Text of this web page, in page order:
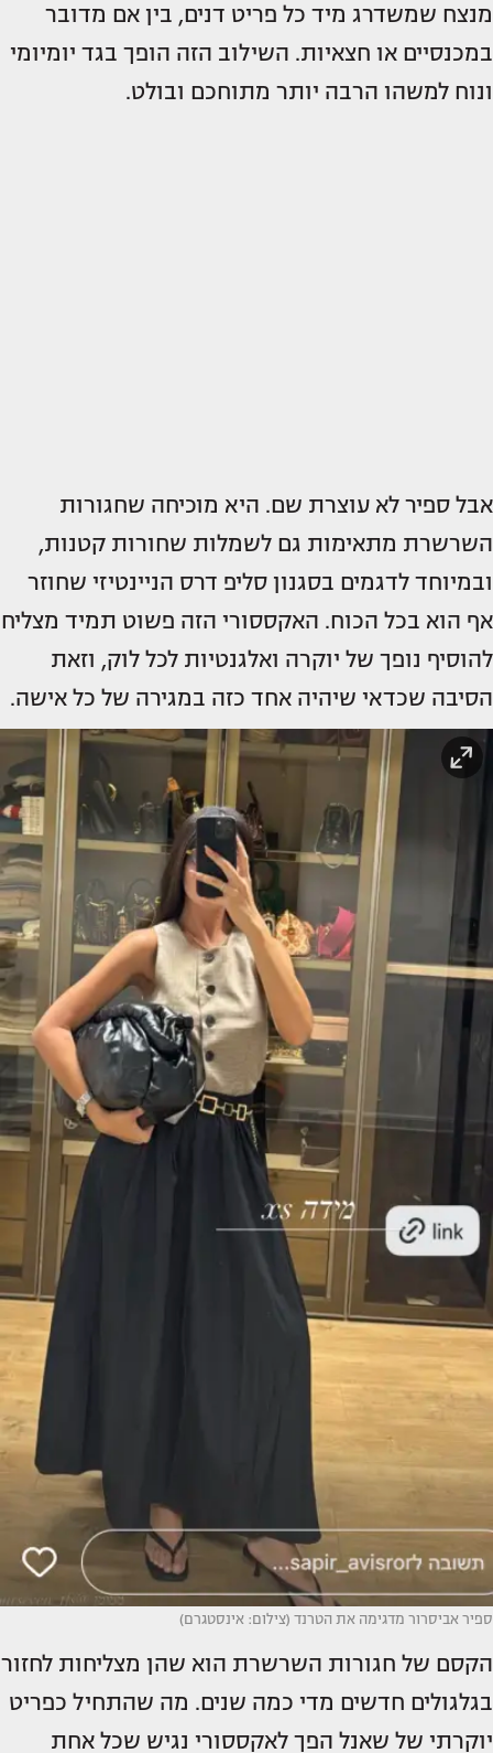
מנצח שמשדרג מיד כל פריט דנים, בין אם מדובר
במכנסיים או חצאיות. השילוב הזה הופך בגד יומיומי
ונוח למשהו הרבה יותר מתוחכם ובולט.
אבל ספיר לא עוצרת שם. היא מוכיחה שחגורות
השרשרת מתאימות גם לשמלות שחורות קטנות,
ובמיוחד לדגמים בסגנון סליפ דרס הניינטיזי שחוזר
אף הוא בכל הכוח. האקססורי הזה פשוט תמיד מצליח
להוסיף נופך של יוקרה ואלגנטיות לכל לוק, וזאת
הסיבה שכדאי שיהיה אחד כזה במגירה של כל אישה.
ספיר אביסרור מדגימה את הטרנד (צילום: אינסטגרם)
הקסם של חגורות השרשרת הוא שהן מצליחות לחזור
בגלגולים חדשים מדי כמה שנים. מה שהתחיל כפריט
יוקרתי של שאנל הפך לאקססורי נגיש שכל אחת